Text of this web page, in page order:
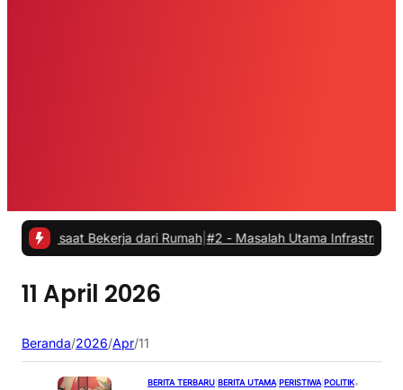
saat Bekerja dari Rumah |#2 -Masalah Utama Infrastruktur
11 April 2026
Beranda/2026/Apr/11
BERITA TERBARU BERITA UTAMA PERISTIWA POLITIK•